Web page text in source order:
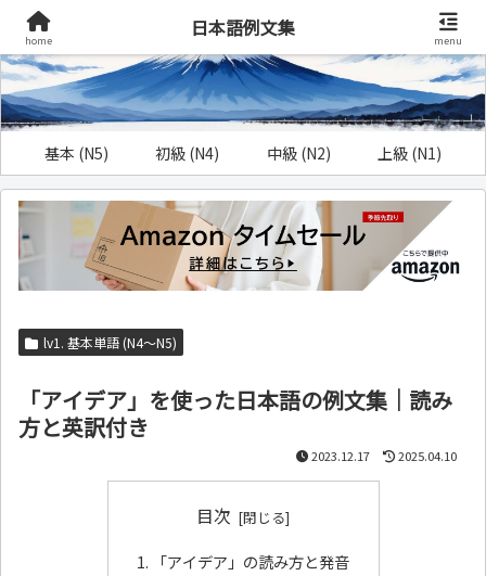
基本 (N5) 初級 (N4) 中級 (N2) 上級 (N1)
lv1. 基本単語 (N4～N5)
「アイデア」を使った日本語の例文集｜読み
方と英訳付き
2023.12.17 2025.04.10
目次
「アイデア」の読み方と発音
home
日本語例文集
menu